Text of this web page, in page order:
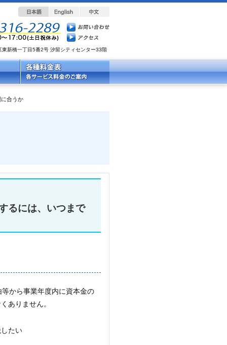
新橋一丁目5番2号 汐留シティセンター33階
合うか
るには、いつまで
から事業年度内に資本金の
ありません。
たい